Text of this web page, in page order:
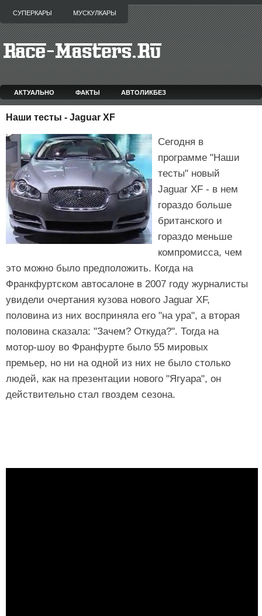
СУПЕРКАРЫ МУСКУЛКАРЫ
АКТУАЛЬНО ФАКТЫ АВТОЛИКБЕЗ
Наши тесты - Jaguar XF
Сегодня в
программе "Наши
тесты" новый
Jaguar XF - в нем
гораздо больше
британского и
гораздо меньше
компромисса, чем
это можно было предположить. Когда на
Франкфуртском автосалоне в 2007 году журналисты
увидели очертания кузова нового Jaguar XF,
половина из них восприняла его "на ура", а вторая
половина сказала: "Зачем? Откуда?". Тогда на
мотор-шоу во Франфурте было 55 мировых
премьер, но ни на одной из них не было столько
людей, как на презентации нового "Ягуара", он
действительно стал гвоздем сезона.